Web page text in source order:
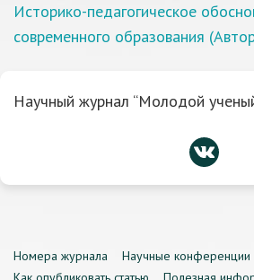
Историко-педагогическое
современного образования
Научный журнал “Молодой
Номера журнала Научные конференции